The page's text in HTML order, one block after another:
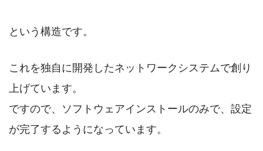
という構造です。
これを独自に開発したネットワークシステムで創り
上げています。
ですので、ソフトウェアインストールのみで、設定
が完了するようになっています。